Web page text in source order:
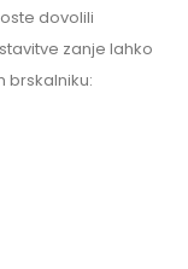
dovolili
zanje lahko
brskalniku: